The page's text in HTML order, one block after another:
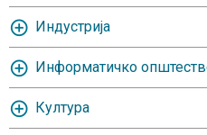
Индустрија
Информатичко
Култура